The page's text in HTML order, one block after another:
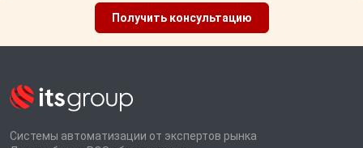
Получить консультацию
Системы автоматизации от экспертов рынка